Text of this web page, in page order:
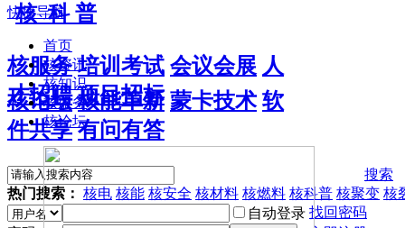
核 科 普
核服务 培训考试 会议会展 人
才招聘 项目招标
核论坛 核能革新 蒙卡技术 软
件共享 有问有答
搜索
热门搜索： 核电 核能 核安全 核材料 核燃料 核科普 核聚变 核
自动登录 找回密码
快捷导航
首页
核资讯
核知识
核服务
核论坛